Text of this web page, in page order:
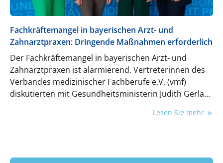
Fachkräftemangel in bayerischen Arzt- und
Zahnarztpraxen: Dringende Maßnahmen erforderlich
Der Fachkräftemangel in bayerischen Arzt- und
Zahnarztpraxen ist alarmierend. Vertreterinnen des
Verbandes medizinischer Fachberufe e.V. (vmf)
diskutierten mit Gesundheitsministerin Judith Gerlach
Lesen Sie mehr